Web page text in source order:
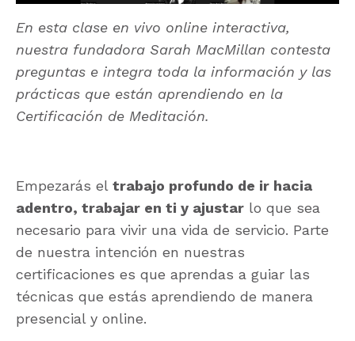
En esta clase en vivo online interactiva,
nuestra fundadora Sarah MacMillan contesta
preguntas e integra toda la información y las
prácticas que están aprendiendo en la
Certificación de Meditación.
Empezarás el trabajo profundo de ir hacia
adentro, trabajar en ti y ajustar lo que sea
necesario para vivir una vida de servicio. Parte
de nuestra intención en nuestras
certificaciones es que aprendas a guiar las
técnicas que estás aprendiendo de manera
presencial y online.